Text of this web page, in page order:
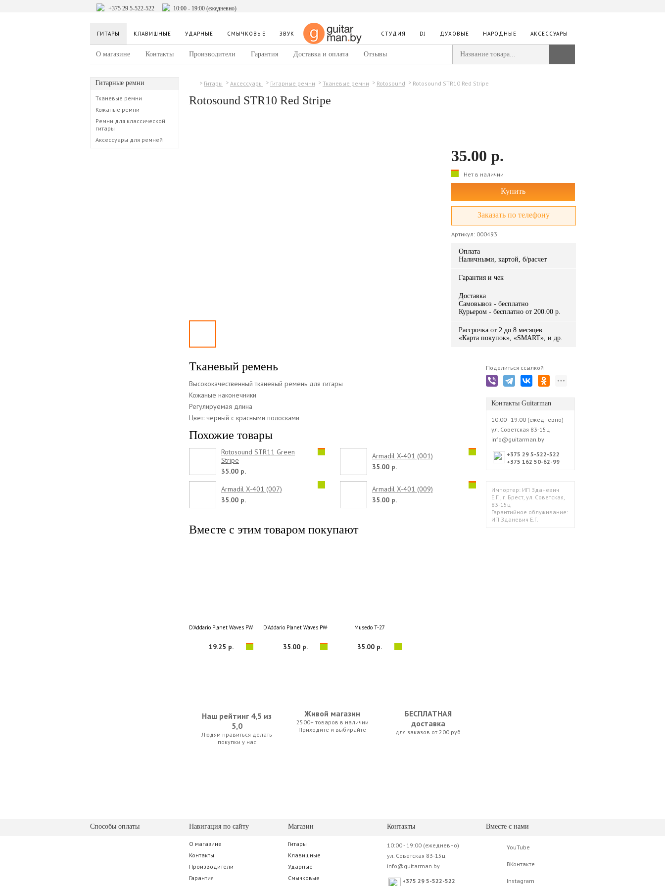
+375 29 5-522-522 10:00 - 19:00 (ежедневно)
ГИТАРЫ КЛАВИШНЫЕ УДАРНЫЕ СМЫЧКОВЫЕ ЗВУК СТУДИЯ DJ ДУХОВЫЕ НАРОДНЫЕ АКСЕССУАРЫ
О магазине Контакты Производители Гарантия Доставка и оплата Отзывы
Гитарные ремни
Тканевые ремни
Кожаные ремни
Ремни для классической
гитары
Аксессуары для ремней
Гитары Аксессуары Гитарные ремни Тканевые ремни Rotosound Rotosound STR10 Red Stripe
Rotosound STR10 Red Stripe
35.00 р.
Нет в наличии
Купить
Заказать по телефону
Артикул: 000493
Оплата
Наличными, картой, б/расчет
Гарантия и чек
Доставка
Самовывоз - бесплатно
Курьером - бесплатно от 200.00 р.
Рассрочка от 2 до 8 месяцев
«Карта покупок», «SMART», и др.
Тканевый ремень
Высококачественный тканевый ремень для гитары
Кожаные наконечники
Регулируемая длина
Цвет: черный с красными полосками
Похожие товары
Rotosound STR11 Green
Stripe
35.00 р.
Armadil X-401 (001)
35.00 р.
Armadil X-401 (007)
35.00 р.
Armadil X-401 (009)
35.00 р.
Вместе с этим товаром покупают
D'Addario Planet Waves PW-LMN Lemon Oil
19.25 р.
D'Addario Planet Waves PW-PL-02 Protect
35.00 р.
Musedo T-27
35.00 р.
D'Addario Planet Waves PW-XLR8-01 StringD'Addario Planet Waves PW-CT-12 NS Micro Headstock Tuner
29.05 р. 59.50 р.
Наш рейтинг 4,5 из
5,0
Людям нравиться делать
покупки у нас
Живой магазин
2500+ товаров в наличии
Приходите и выбирайте
БЕСПЛАТНАЯ
доставка
для заказов от 200 руб
Поделиться ссылкой
Контакты Guitarman
10:00 - 19:00 (ежедневно)
ул. Советская 83-15ц
info@guitarman.by
+375 29 5-522-522
+375 162 50-62-99
Импортер: ИП Зданевич
Е.Г., г. Брест, ул. Советская,
83-15ц
Гарантийное облуживание:
ИП Зданевич Е.Г.
Способы оплаты Навигация по сайту
О магазине
Контакты
Производители
Гарантия
Магазин
Гитары
Клавишные
Ударные
Смычковые
Контакты
10:00 - 19:00 (ежедневно)
ул. Советская 83-15ц
info@guitarman.by
+375 29 5-522-522
Вместе с нами
YouTube
ВКонтакте
Instagram